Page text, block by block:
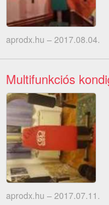
aprodx.hu – 2017.08.04.
Multifunkciós
aprodx.hu – 2017.07.11.